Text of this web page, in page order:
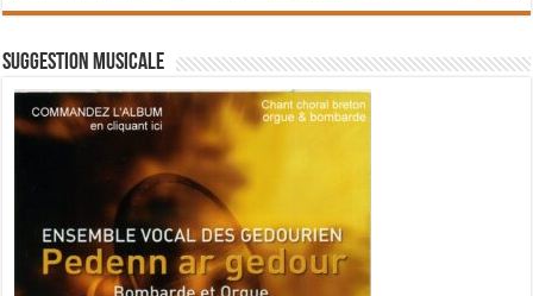
Suggestion musicale